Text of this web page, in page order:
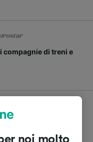
compagnie di treni e
da
posto giusto.
noi molto